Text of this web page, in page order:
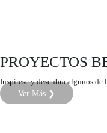
PROYECTOS
Inspírese y descubra algunos
Ver Más ❯